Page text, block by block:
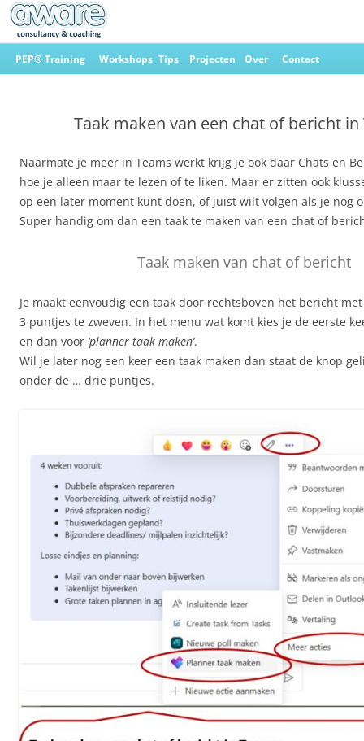
Ga
naar
PEP® Training Workshops Tips Projecten Over Contact
Taak maken van een chat of bericht in
Naarmate je meer in Teams werkt krijg je ook daar Chats en
hoe je alleen maar te lezen of te liken. Maar er zitten ook
op een later moment kunt doen, of juist wilt volgen als je nog
Super handig om dan een taak te maken van een chat of
Taak maken van chat of bericht
Je maakt eenvoudig een taak door rechtsboven het bericht
3 puntjes te zweven. In het menu wat komt kies je de eerste
en dan voor ‘planner taak maken’.
Wil je later nog een keer een taak maken dan staat de knop
onder de … drie puntjes.